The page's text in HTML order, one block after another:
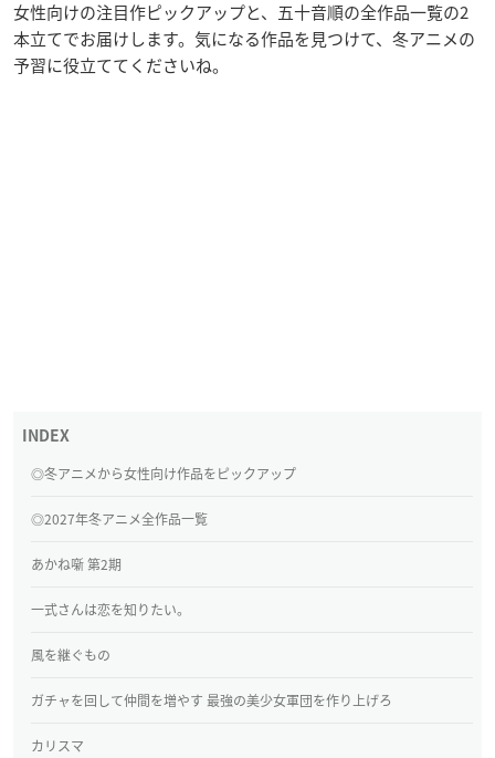
女性向けの注目作ピックアップと、五十音順の全作品一覧の2
本立てでお届けします。気になる作品を見つけて、冬アニメの
予習に役立ててくださいね。
◎冬アニメから女性向け作品をピックアップ
◎2027年冬アニメ全作品一覧
あかね噺 第2期
一式さんは恋を知りたい。
風を継ぐもの
ガチャを回して仲間を増やす 最強の美少女軍団を作り上げろ
カリスマ